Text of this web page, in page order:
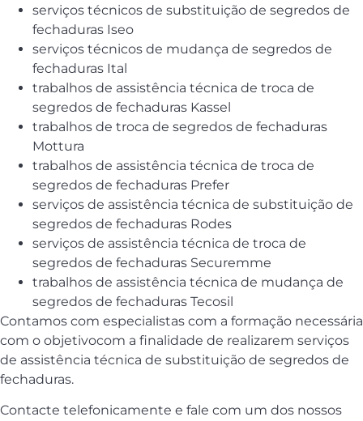
serviços técnicos de substituição de segredos de
fechaduras Iseo
serviços técnicos de mudança de segredos de
fechaduras Ital
trabalhos de assistência técnica de troca de
segredos de fechaduras Kassel
trabalhos de troca de segredos de fechaduras
Mottura
trabalhos de assistência técnica de troca de
segredos de fechaduras Prefer
serviços de assistência técnica de substituição de
segredos de fechaduras Rodes
serviços de assistência técnica de troca de
segredos de fechaduras Securemme
trabalhos de assistência técnica de mudança de
segredos de fechaduras Tecosil
Contamos com especialistas com a formação necessária
com o objetivocom a finalidade de realizarem serviços
de assistência técnica de substituição de segredos de
fechaduras.
Contacte telefonicamente e fale com um dos nossos